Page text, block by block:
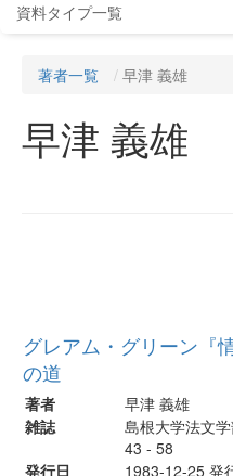
資料タイプ一覧
著者一覧 早津 義雄
早津 義雄
グレアム・グリーン『
の道
著者
早津 義雄
雑誌
島根大学法文
43 - 58
発行日
1983-12-25 発